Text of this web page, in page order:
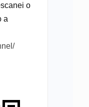
o
a